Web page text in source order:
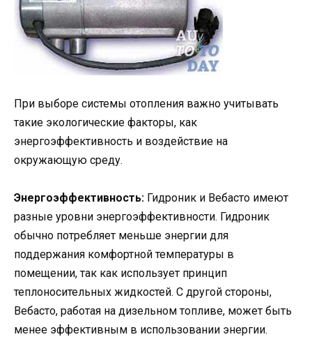
При выборе системы отопления важно учитывать
такие экологические факторы, как
энергоэффективность и воздействие на
окружающую среду.
Энергоэффективность: Гидроник и Вебасто имеют
разные уровни энергоэффективности. Гидроник
обычно потребляет меньше энергии для
поддержания комфортной температуры в
помещении, так как использует принцип
теплоносительных жидкостей. С другой стороны,
Вебасто, работая на дизельном топливе, может быть
менее эффективным в использовании энергии.